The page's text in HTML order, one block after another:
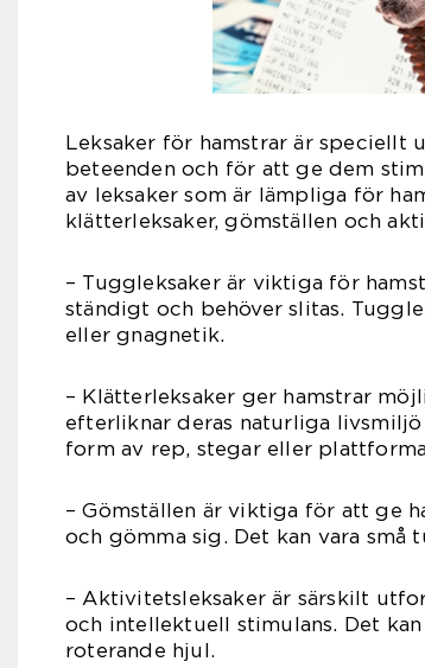
Leksaker för hamstrar är speciellt
beteenden och för att ge dem
av leksaker som är lämpliga för
klätterleksaker, gömställen och
– Tuggleksaker är viktiga för
ständigt och behöver slitas.
eller gnagnetik.
– Klätterleksaker ger hamstrar
efterliknar deras naturliga livsmiljö
form av rep, stegar eller
– Gömställen är viktiga för att ge
och gömma sig. Det kan vara små
– Aktivitetsleksaker är särskilt
och intellektuell stimulans. Det
roterande hjul.